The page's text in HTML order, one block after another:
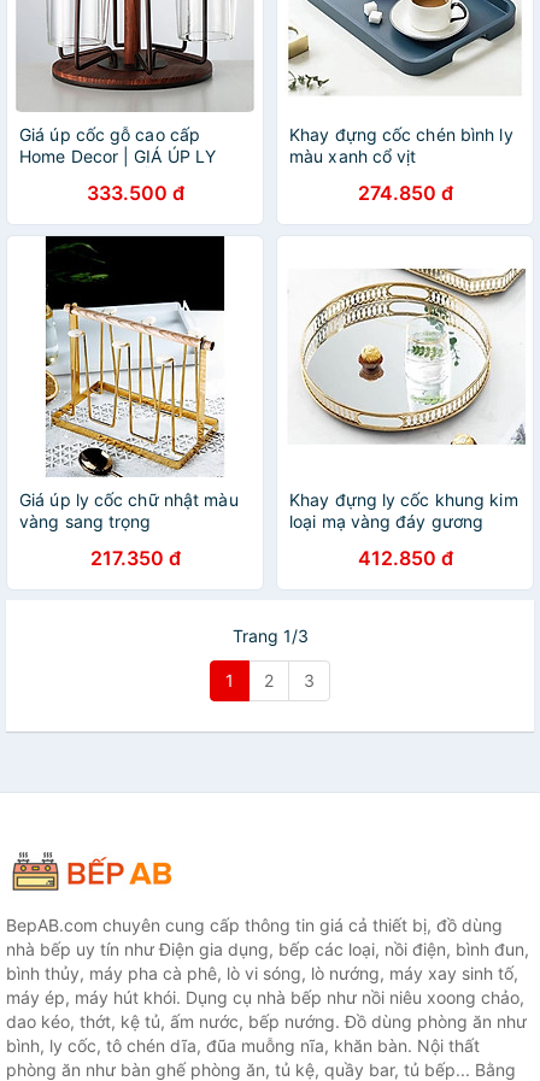
Giá úp cốc gỗ cao cấp
Home Decor | GIÁ ÚP LY
333.500 đ
Khay đựng cốc chén bình ly
màu xanh cổ vịt
274.850 đ
Giá úp ly cốc chữ nhật màu
vàng sang trọng
217.350 đ
Khay đựng ly cốc khung kim
loại mạ vàng đáy gương
412.850 đ
Trang 1/3
1 2 3
BepAB.com chuyên cung cấp thông tin giá cả thiết bị, đồ dùng
nhà bếp uy tín như Điện gia dụng, bếp các loại, nồi điện, bình đun,
bình thủy, máy pha cà phê, lò vi sóng, lò nướng, máy xay sinh tố,
máy ép, máy hút khói. Dụng cụ nhà bếp như nồi niêu xoong chảo,
dao kéo, thớt, kệ tủ, ấm nước, bếp nướng. Đồ dùng phòng ăn như
bình, ly cốc, tô chén dĩa, đũa muỗng nĩa, khăn bàn. Nội thất
phòng ăn như bàn ghế phòng ăn, tủ kệ, quầy bar, tủ bếp... Bằng